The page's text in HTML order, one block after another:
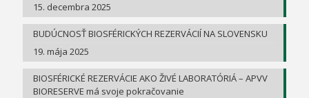
15. decembra 2025
BUDÚCNOSŤ BIOSFÉRICKÝCH REZERVÁCIÍ NA SLOVENSKU
19. mája 2025
BIOSFÉRICKÉ REZERVÁCIE AKO ŽIVÉ LABORATÓRIÁ – APVV
BIORESERVE má svoje pokračovanie